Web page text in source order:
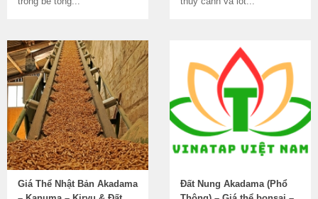
Giá Thể Nhật Bản Akadama
Đất Nung Akadama (Phổ